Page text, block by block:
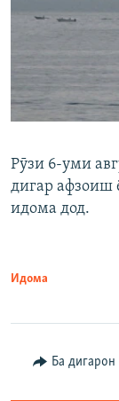
Рӯзи 6-уми
дигар афзоиш
идома дод.
Идома
Ба